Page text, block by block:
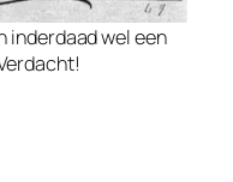
inderdaad wel een